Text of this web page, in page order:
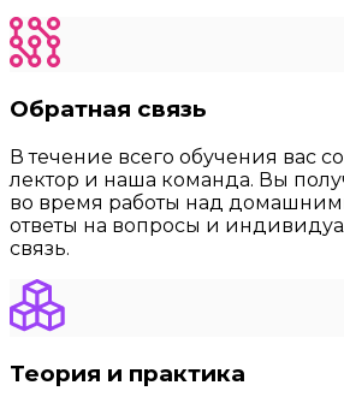
Обратная связь
В течение всего обучения вас
лектор и наша команда. Вы
во время работы над
ответы на вопросы и
связь.
Теория и практика